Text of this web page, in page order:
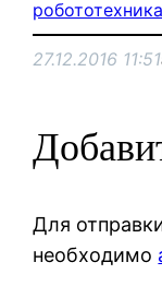
робототехника
27.12.2016 11:51
Для
необходимо